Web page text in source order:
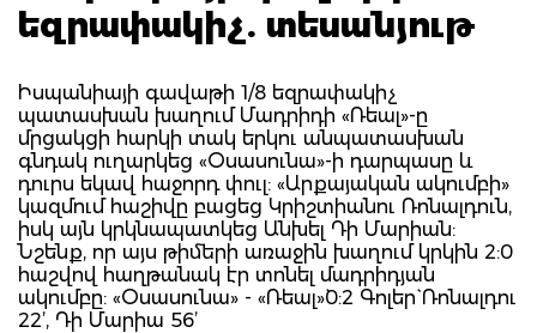
եզրափակիչ. տեսանյութ
Իսպանիայի գավաթի 1/8 եզրափակիչ
պատասխան խաղում Մադրիդի «Ռեալ»-ը
մրցակցի հարկի տակ երկու անպատասխան
գնդակ ուղարկեց «Օսասունա»-ի դարպասը և
դուրս եկավ հաջորդ փուլ: «Արքայական ակումբի»
կազմում հաշիվը բացեց Կրիշտիանու Ռոնալդուն,
իսկ այն կրկնապատկեց Անխել Դի Մարիան:
Նշենք, որ այս թիմերի առաջին խաղում կրկին 2:0
հաշվով հաղթանակ էր տոնել մադրիդյան
ակումբը: «Օսասունա» - «Ռեալ»`0:2 Գոլեր` Ռոնալդու
22’, Դի Մարիա 56’